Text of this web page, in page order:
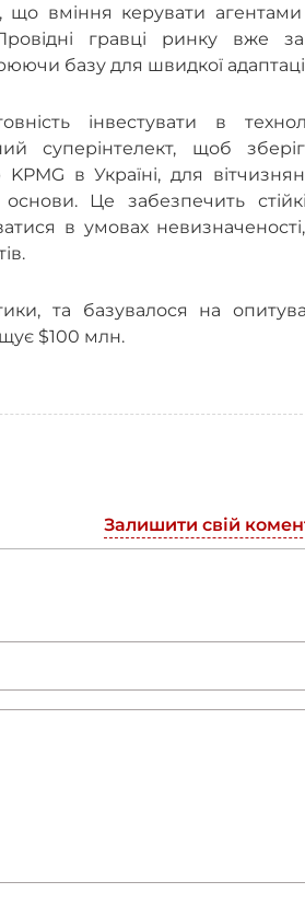
що вміння керувати
гравці ринку вже
базу для швидкої
інвестувати в
суперінтелект, щоб
в Україні, для
Це забезпечить
в умовах
та базувалося на
$100 млн.
Залишити свій